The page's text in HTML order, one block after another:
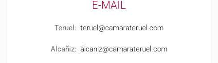
E-MAIL
Teruel: teruel@camarateruel.com
Alcañiz: alcaniz@camarateruel.com